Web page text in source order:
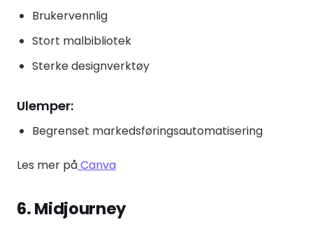
Brukervennlig
Stort malbibliotek
Sterke designverktøy
Ulemper:
Begrenset markedsføringsautomatisering
Les mer påCanva
6. Midjourney